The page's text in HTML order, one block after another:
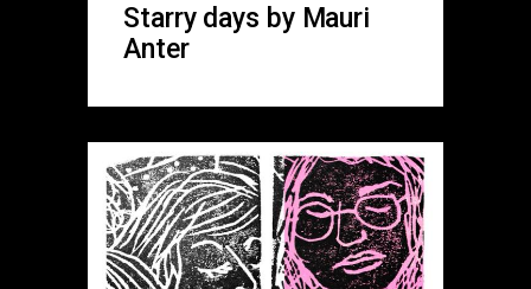
Starry days by Mauri
Anter